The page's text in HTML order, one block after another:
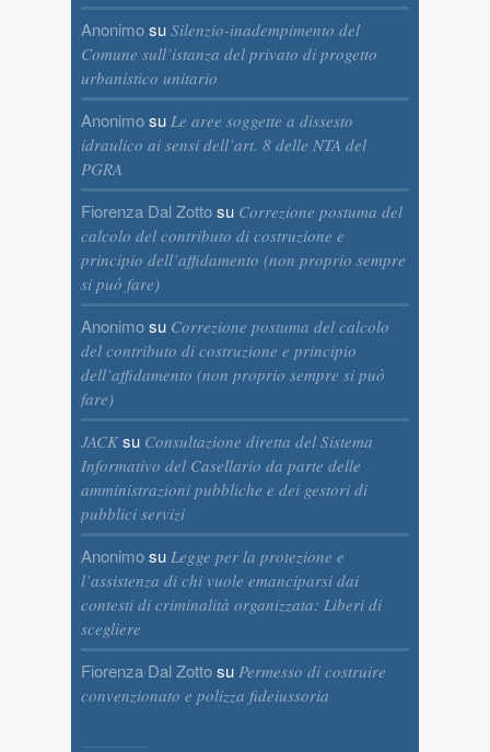
Anonimosu Silenzio-inadempimento del
Comune sull’istanza del privato di progetto
urbanistico unitario
Anonimosu Le aree soggette a dissesto
idraulico ai sensi dell’art. 8 delle NTA del
PGRA
Fiorenza Dal Zottosu Correzione postuma del
calcolo del contributo di costruzione e
principio dell’affidamento (non proprio sempre
si può fare)
Anonimosu Correzione postuma del calcolo
del contributo di costruzione e principio
dell’affidamento (non proprio sempre si può
fare)
JACKsu Consultazione diretta del Sistema
Informativo del Casellario da parte delle
amministrazioni pubbliche e dei gestori di
pubblici servizi
Anonimosu Legge per la protezione e
l’assistenza di chi vuole emanciparsi dai
contesti di criminalità organizzata: Liberi di
scegliere
Fiorenza Dal Zottosu Permesso di costruire
convenzionato e polizza fideiussoria